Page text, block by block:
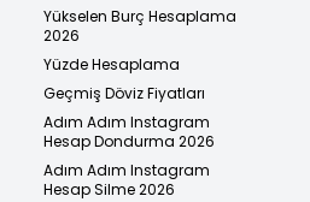
Yükselen Burç Hesaplama
2026
Yüzde Hesaplama
Geçmiş Döviz Fiyatları
Adım Adım Instagram
Hesap Dondurma 2026
Adım Adım Instagram
Hesap Silme 2026